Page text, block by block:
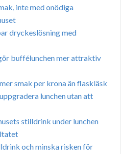
inte med onödiga
dryckeslösning med
buffélunchen mer attraktiv
smak per krona än flaskläsk
lunchen utan att
stilldrink under lunchen
och minska risken för